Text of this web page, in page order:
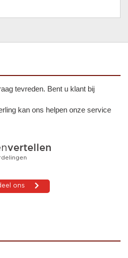
tevreden. Bent u klant bij
kan ons helpen onze service